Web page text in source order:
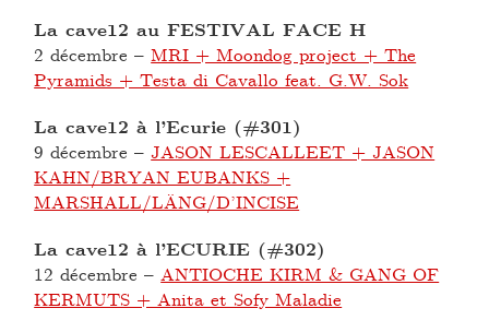
La cave12 au FESTIVAL FACE H
2 décembre –MRI + Moondog project + The
Pyramids + Testa di Cavallo feat. G.W. Sok
La cave12 à l’Ecurie (#301)
9 décembre –JASON LESCALLEET + JASON
KAHN/BRYAN EUBANKS +
MARSHALL/LÄNG/D’INCISE
La cave12 à l’ECURIE (#302)
12 décembre –ANTIOCHE KIRM & GANG OF
KERMUTS + Anita et Sofy Maladie